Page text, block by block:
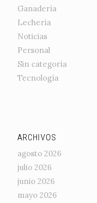
Ganadería
Lechería
Noticias
Personal
Sin categoría
Tecnología
ARCHIVOS
agosto 2026
julio 2026
junio 2026
mayo 2026